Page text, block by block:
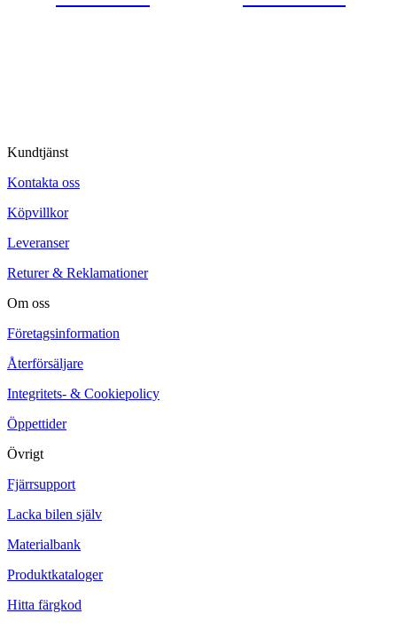
Kundtjänst
Kontakta oss
Köpvillkor
Leveranser
Returer & Reklamationer
Om oss
Företagsinformation
Återförsäljare
Integritets- & Cookiepolicy
Öppettider
Övrigt
Fjärrsupport
Lacka bilen själv
Materialbank
Produktkataloger
Hitta färgkod